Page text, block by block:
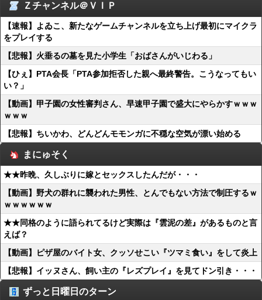
Ｚチャンネル＠ＶＩＰ
【速報】よゐこ、新たなゲームチャンネルを立ち上げ最初にマイクラ
をプレイする
【悲報】火垂るの墓を見た小学生「おばさんがいじわる」
【ひぇ】PTA会長「PTA参加拒否した親へ最終警告。こうなってもい
い？」
【動画】甲子園の女性審判さん、早速甲子園で盛大にやらかすｗｗｗ
ｗｗｗ
【悲報】ちいかわ、どんどんモモンガに不穏な空気が漂い始める
まにゅそく
★★昨晩、久しぶりに嫁とセックスしたんだが・・・
【動画】野犬の群れに襲われた男性、とんでもない方法で制圧するｗ
ｗｗｗｗｗｗ
★★同格のように語られてるけど実際は『雲泥の差』があるものと言
えば？
【動画】ピザ屋のバイト女、クッソせこい『ツマミ食い』をして炎上
【悲報】イッヌさん、飼い主の『レズプレイ』を見てドン引き・・・
ずっと日曜日のターン